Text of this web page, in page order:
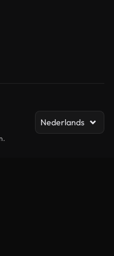
Nederlands